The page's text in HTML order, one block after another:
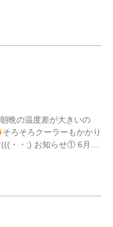
晩の温度差が大きいの
そろそろクーラーもかかり
・・;) お知らせ① 6月10